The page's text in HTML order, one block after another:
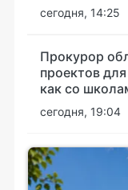
сегодня, 14:25
Прокурор
проектов
как со
сегодня, 19:04